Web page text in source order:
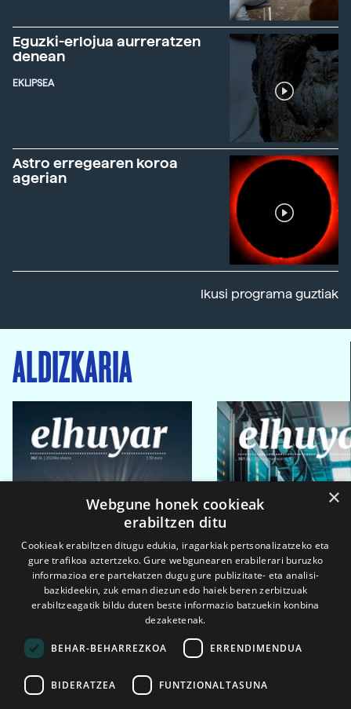
Eguzki-erlojua aurreratzen
denean
EKLIPSEA
Astro erregearen koroa
agerian
Ikusi programa guztiak
ALDIZKARIA
2026ko eka. 1a 2026ko mar. 1a
×
Webgune honek cookieak
erabiltzen ditu
Cookieak erabiltzen ditugu edukia, iragarkiak pertsonalizatzeko eta
gure trafikoa aztertzeko. Gure webgunearen erabilerari buruzko
informazioa ere partekatzen dugu gure publizitate- eta analisi-
bazkideekin, zuk eman diezun edo haiek beren zerbitzuak
erabiltzeagatik bildu duten beste informazio batzuekin konbina
dezaketenak.
BEHAR-BEHARREZKOA ERRENDIMENDUA
BIDERATZEA FUNTZIONALTASUNA